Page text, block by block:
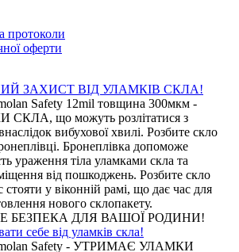
протоколи
оферти
ЗАХИСТ ВІД УЛАМКІВ СКЛА!
Safety 12mil товщина 300мкм -
що можуть розлітатися з
вибухової хвилі. Розбите скло
Бронеплівка допоможе
ураження тіла уламками скла та
від пошкоджень. Розбите скло
у віконній рамі, що дає час для
нового склопакету.
БЕЗПЕКА ДЛЯ ВАШОЇ РОДИНИ!
себе від уламків скла!
Safety - УТРИМАЄ УЛАМКИ